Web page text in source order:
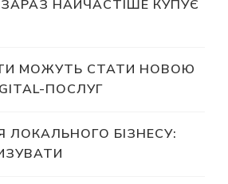
ЗАРАЗ НАЙЧАСТІШЕ КУПУЄ
МОЖУТЬ СТАТИ НОВОЮ
ПОСЛУГ
ЛОКАЛЬНОГО БІЗНЕСУ: